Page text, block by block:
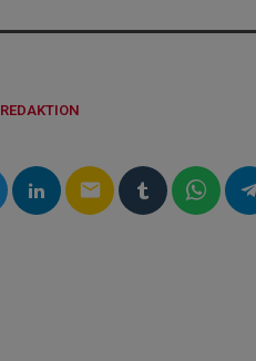
REDAKTION
email